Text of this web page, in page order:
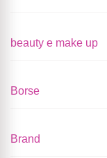
beauty e make up
Borse
Brand